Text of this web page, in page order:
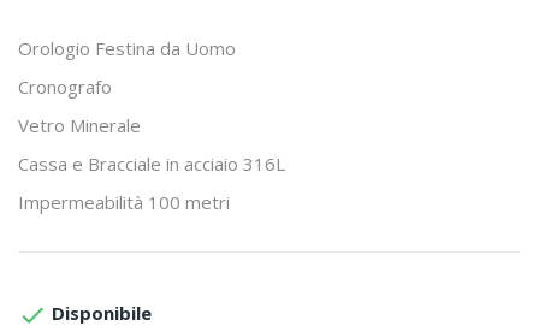
Orologio Festina da Uomo
Cronografo
Vetro Minerale
Cassa e Bracciale in acciaio 316L
Impermeabilità 100 metri
 Disponibile